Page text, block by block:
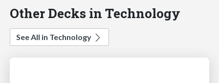
Other Decks in Technology
See All in Technology